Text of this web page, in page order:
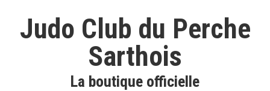
Judo Club du Perche
Sarthois
La boutique officielle